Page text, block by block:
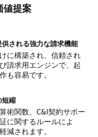
提案
される強力な請求機能
に構築され、信頼され
請求用エンジンで、起
も容易です。
短縮
術関数、C&I契約サポー
に関するルールによ
減されます。